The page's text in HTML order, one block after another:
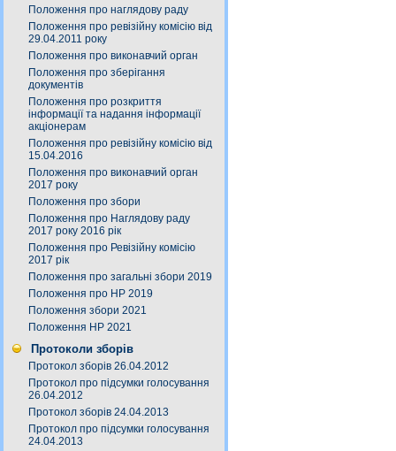
Положення про наглядову раду
Положення про ревізійну комісію від
29.04.2011 року
Положення про виконавчий орган
Положення про зберігання
документів
Положення про розкриття
інформації та надання інформації
акціонерам
Положення про ревізійну комісію від
15.04.2016
Положення про виконавчий орган
2017 року
Положення про збори
Положення про Наглядову раду
2017 року 2016 рік
Положення про Ревізійну комісію
2017 рік
Положення про загальні збори 2019
Положення про НР 2019
Положення збори 2021
Положення НР 2021
Протоколи зборів
Протокол зборів 26.04.2012
Протокол про підсумки голосування
26.04.2012
Протокол зборів 24.04.2013
Протокол про підсумки голосування
24.04.2013